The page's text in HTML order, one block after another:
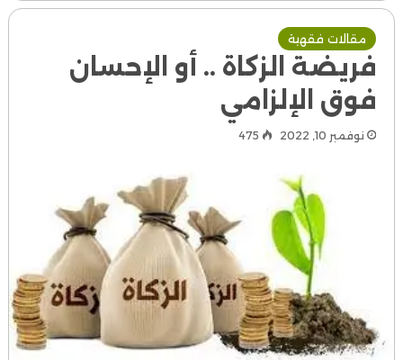
مقالات فقهية
فريضة الزكاة .. أو الإحسان
فوق الإلزامي
نوفمبر 10, 2022 475